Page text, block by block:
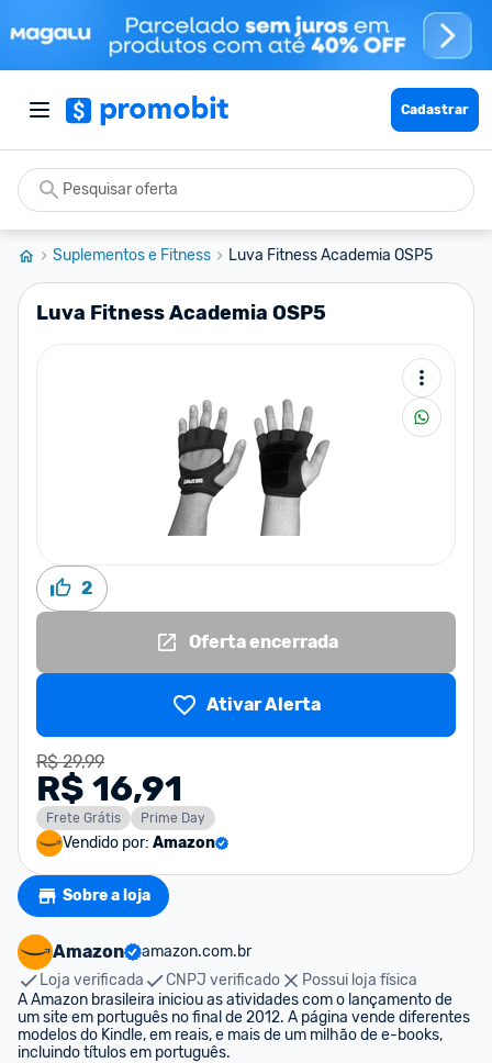
Cadastrar
Suplementos e Fitness Luva Fitness Academia OSP5
Luva Fitness Academia OSP5
2
Oferta encerrada
Ativar Alerta
R$ 29,99
R$ 16,91
Frete Grátis Prime Day
Vendido por: Amazon
Sobre a loja
Amazon
amazon.com.br
Loja verificada
CNPJ verificado
Possui loja física
A Amazon brasileira iniciou as atividades com o lançamento de
um site em português no final de 2012. A página vende diferentes
modelos do Kindle, em reais, e mais de um milhão de e-books,
incluindo títulos em português.